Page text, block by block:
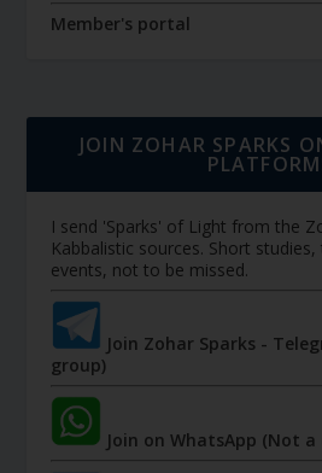
Member's portal
JOIN ZOHAR SPARKS
I send 'Sparks' of Light from the
Kabbalistic sources. Short
events, not to be missed.
Join Zohar Sparks -
group)
Join on WhatsApp (Not